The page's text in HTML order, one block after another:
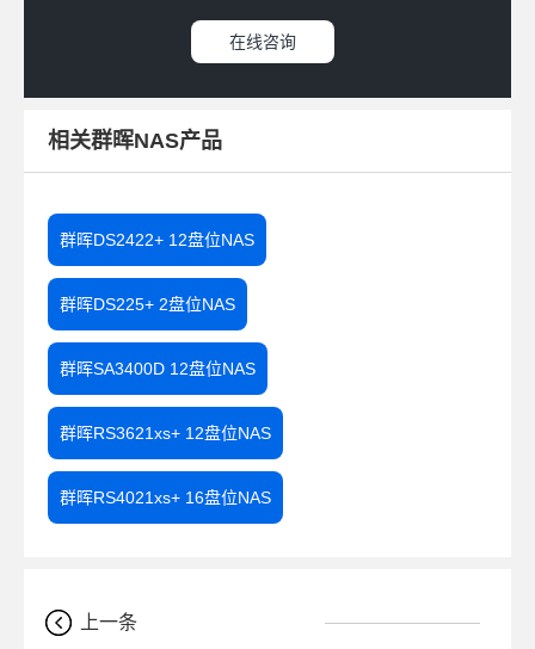
在线咨询
相关群晖NAS产品
群晖DS2422+ 12盘位NAS
群晖DS225+ 2盘位NAS
群晖SA3400D 12盘位NAS
群晖RS3621xs+ 12盘位NAS
群晖RS4021xs+ 16盘位NAS
上一条